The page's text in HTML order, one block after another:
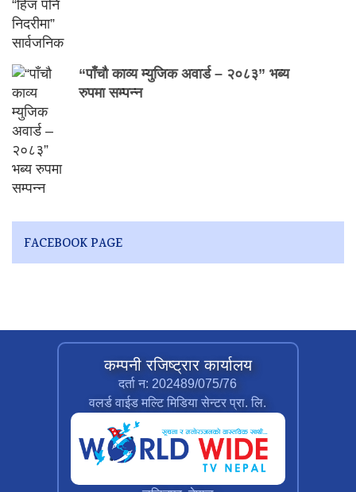
“पाँचौ काव्य म्युजिक अवार्ड – २०८३” भब्य
रुपमा सम्पन्न
FACEBOOK PAGE
कम्पनी रजिष्ट्रार कार्यालय
दर्ता न: 202489/075/76
वलर्ड वाईड मल्टि मिडिया सेन्टर प्रा. लि.